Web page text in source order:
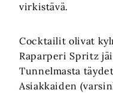
virkistävä.
Cocktailit olivat
Raparperi Spritz
Tunnelmasta
Asiakkaiden